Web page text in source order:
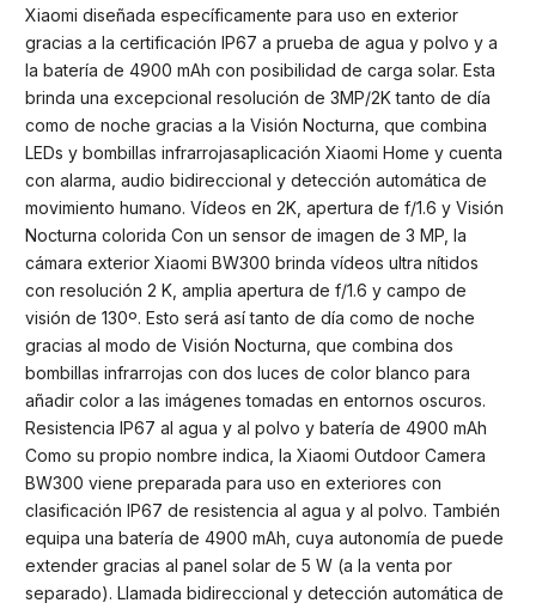
Xiaomi diseñada específicamente para uso en exterior
gracias a la certificación IP67 a prueba de agua y polvo y a
la batería de 4900 mAh con posibilidad de carga solar. Esta
brinda una excepcional resolución de 3MP/2K tanto de día
como de noche gracias a la Visión Nocturna, que combina
LEDs y bombillas infrarrojasaplicación Xiaomi Home y cuenta
con alarma, audio bidireccional y detección automática de
movimiento humano. Vídeos en 2K, apertura de f/1.6 y Visión
Nocturna colorida Con un sensor de imagen de 3 MP, la
cámara exterior Xiaomi BW300 brinda vídeos ultra nítidos
con resolución 2 K, amplia apertura de f/1.6 y campo de
visión de 130º. Esto será así tanto de día como de noche
gracias al modo de Visión Nocturna, que combina dos
bombillas infrarrojas con dos luces de color blanco para
añadir color a las imágenes tomadas en entornos oscuros.
Resistencia IP67 al agua y al polvo y batería de 4900 mAh
Como su propio nombre indica, la Xiaomi Outdoor Camera
BW300 viene preparada para uso en exteriores con
clasificación IP67 de resistencia al agua y al polvo. También
equipa una batería de 4900 mAh, cuya autonomía de puede
extender gracias al panel solar de 5 W (a la venta por
separado). Llamada bidireccional y detección automática de